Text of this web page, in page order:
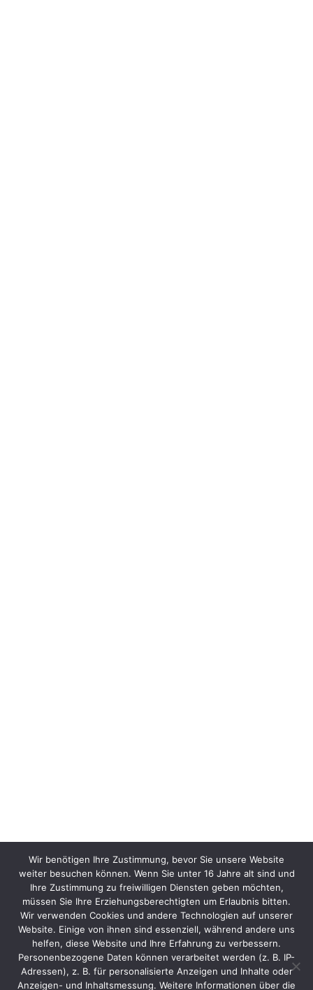
Wir benötigen Ihre Zustimmung, bevor Sie unsere Website
weiter besuchen können. Wenn Sie unter 16 Jahre alt sind und
Ihre Zustimmung zu freiwilligen Diensten geben möchten,
müssen Sie Ihre Erziehungsberechtigten um Erlaubnis bitten.
Wir verwenden Cookies und andere Technologien auf unserer
Website. Einige von ihnen sind essenziell, während andere uns
helfen, diese Website und Ihre Erfahrung zu verbessern.
Personenbezogene Daten können verarbeitet werden (z. B. IP-
Adressen), z. B. für personalisierte Anzeigen und Inhalte oder
Anzeigen- und Inhaltsmessung. Weitere Informationen über die